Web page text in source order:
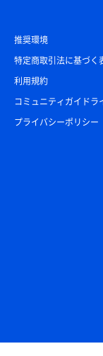
推奨環境
特定商取引法に基づく
利用規約
コミュニティガイドラ
プライバシーポリシー